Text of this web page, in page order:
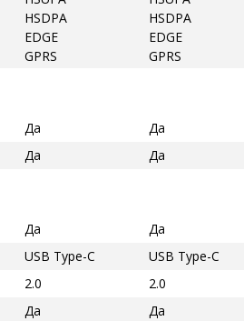
HSDPA
EDGE
GPRS
HSDPA
EDGE
GPRS
Да
Да
Да Да
Да
Да
USB Type-C
USB Type-C
2.0
2.0
Да Да